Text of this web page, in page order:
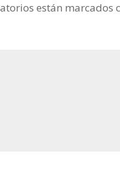
están marcados